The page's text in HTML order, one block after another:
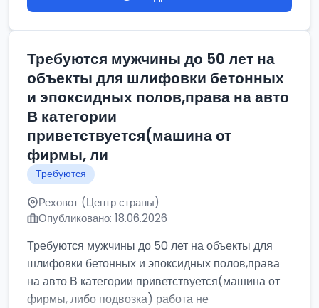
Требуются мужчины до 50 лет на
объекты для шлифовки бетонных
и эпоксидных полов,права на авто
В категории
приветствуется(машина от
фирмы, ли
Требуются
Реховот (Центр страны)
Опубликовано: 18.06.2026
Требуются мужчины до 50 лет на объекты для
шлифовки бетонных и эпоксидных полов,права
на авто В категории приветствуется(машина от
фирмы, либо подвозка) работа не